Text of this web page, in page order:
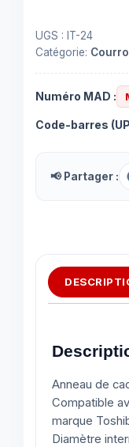
UGS : IT-24
Catégorie:
Numéro MAD :
Code-barres
📢 Partager :
Anneau de
Compatible
marque
Diamètre